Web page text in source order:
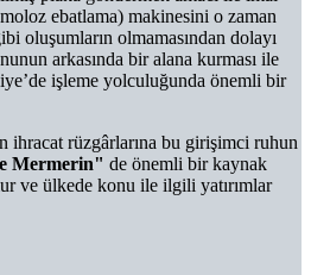
ebatlama) makinesini o zaman
oluşumların olmamasından dolayı
arkasında bir alana kurması ile
işleme yolculuğunda önemli bir
ihracat rüzgârlarına bu girişimci ruhun
Mermerin" de önemli bir kaynak
ve ülkede konu ile ilgili yatırımlar